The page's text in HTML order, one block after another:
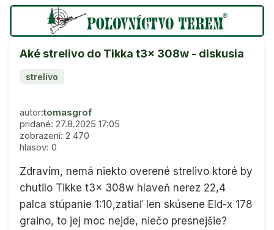
Aké strelivo do Tikka t3x 308w - diskusia
strelivo
autor:tomasgrof
pridané: 27.8.2025 17:05
zobrazení: 2 470
hlasov: 0
Zdravím, nemá niekto overené strelivo ktoré by
chutilo Tikke t3x 308w hlaveň nerez 22,4
palca stúpanie 1:10,zatiaľ len skúsene Eld-x 178
graino, to jej moc nejde, niečo presnejšie?